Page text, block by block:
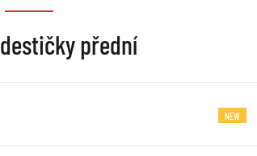
přední
NEW